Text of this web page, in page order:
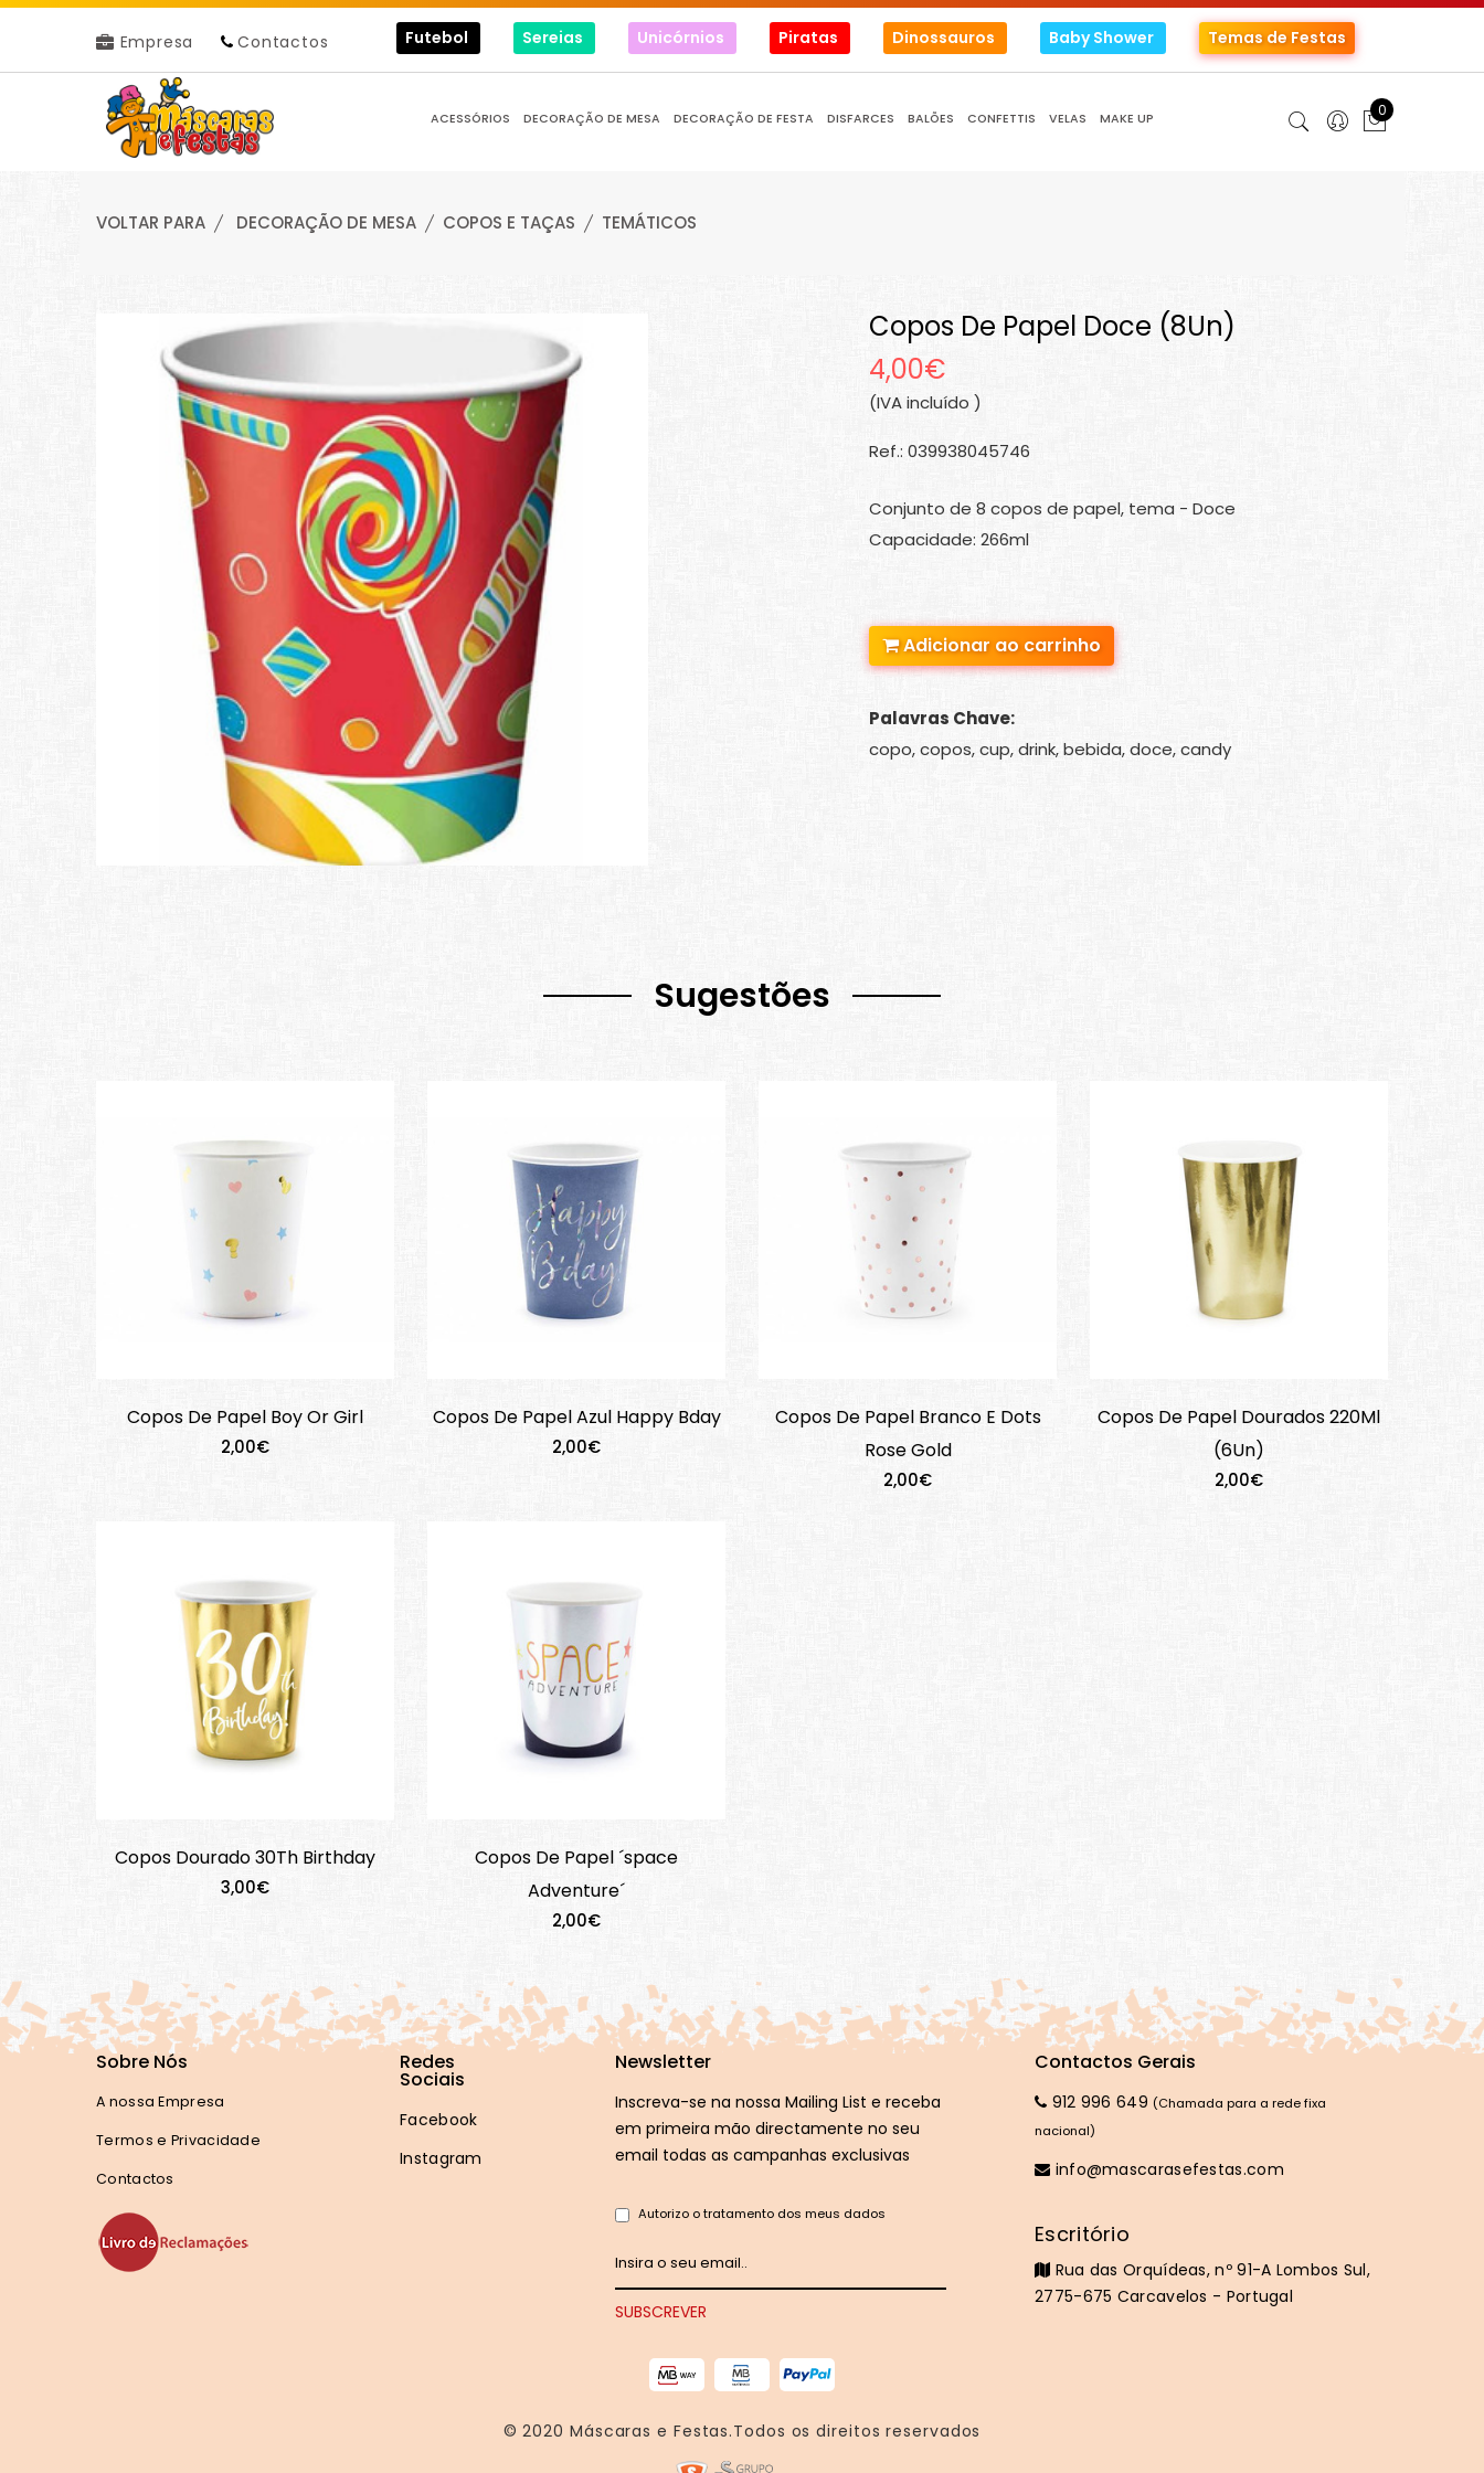
Empresa Contactos Futebol Sereias Unicórnios Piratas Dinossauros Baby Shower Temas de Festas
ACESSÓRIOS DECORAÇÃO DE MESA DECORAÇÃO DE FESTA DISFARCES BALÕES CONFETTIS VELAS MAKE UP 0
VOLTAR PARA DECORAÇÃO DE MESA COPOS E TAÇAS TEMÁTICOS
Copos De Papel Doce (8Un)
4,00€
(IVA incluído )
Ref.: 039938045746
Conjunto de 8 copos de papel, tema - Doce
Capacidade: 266ml
Adicionar ao carrinho
Palavras Chave:
copo, copos, cup, drink, bebida, doce, candy
Sugestões
Copos De Papel Boy Or Girl
2,00€
Copos De Papel Azul Happy Bday
2,00€
Copos De Papel Branco E Dots
Rose Gold
2,00€
Copos De Papel Dourados 220Ml
(6Un)
2,00€
Copos Dourado 30Th Birthday
3,00€
Copos De Papel ´space
Adventure´
2,00€
Sobre Nós
A nossa Empresa
Termos e Privacidade
Contactos
Redes
Sociais
Facebook
Instagram
Newsletter
Inscreva-se na nossa Mailing List e receba
em primeira mão directamente no seu
email todas as campanhas exclusivas
Autorizo o tratamento dos meus dados
Contactos Gerais
912 996 649 (Chamada para a rede fixa
nacional)
info@mascarasefestas.com
Escritório
Rua das Orquídeas, nº 91-A Lombos Sul,
2775-675 Carcavelos - Portugal
© 2020 Máscaras e Festas.Todos os direitos reservados